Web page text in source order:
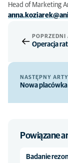
Head of Marketing
POPRZEDNI
Operacja
NASTĘPNY
Nowa
Powiązane
Badanie